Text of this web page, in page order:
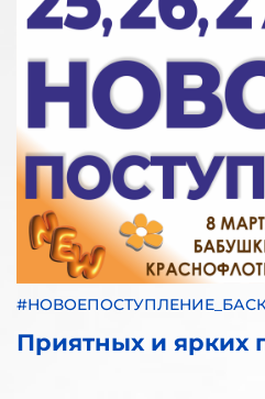
Приятных и ярких